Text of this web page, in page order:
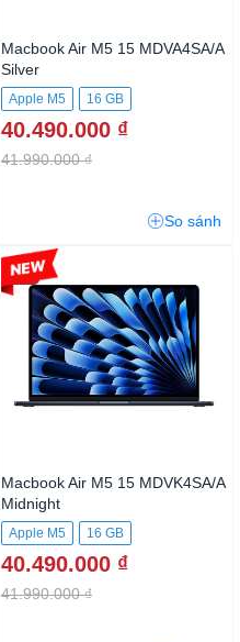
Macbook Air M5 15 MDVA4SA/A
Silver
Apple M5 16 GB
40.490.000 ₫
41.990.000 ₫
So sánh
Macbook Air M5 15 MDVK4SA/A
Midnight
Apple M5 16 GB
40.490.000 ₫
41.990.000 ₫
-3%